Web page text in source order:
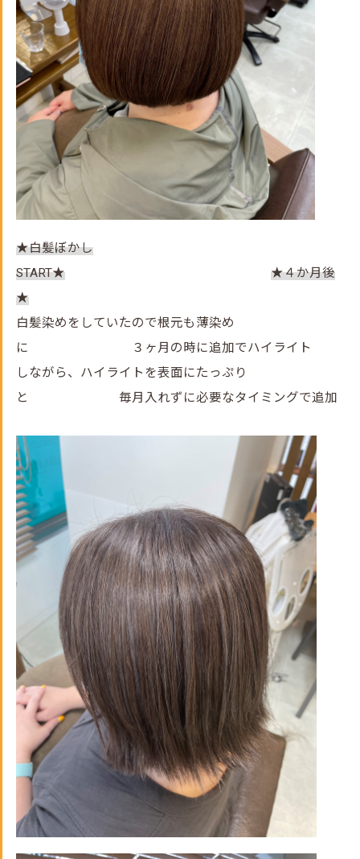
★白髪ぼかし
START★
★４か月後
★
白髪染めをしていたので根元も薄染め
に ３ヶ月の時に追加でハイライト
しながら、ハイライトを表面にたっぷり
と 毎月入れずに必要なタイミングで追加